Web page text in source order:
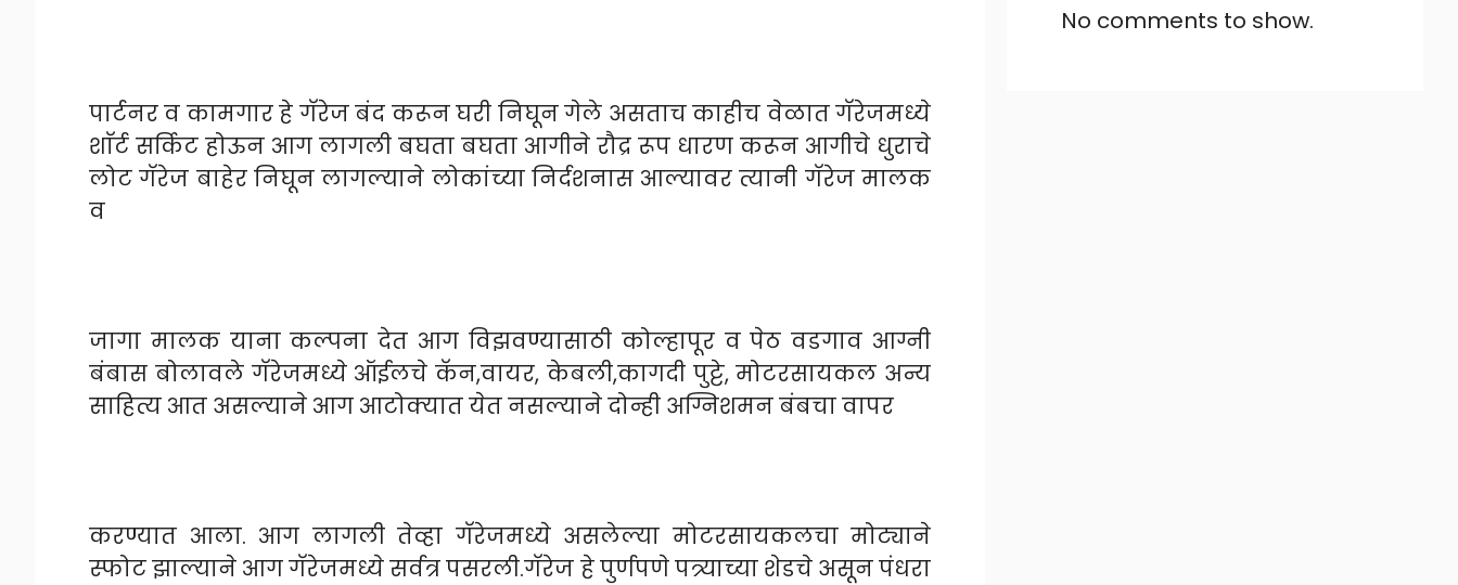
पार्टनर व कामगार हे गॅरेज बंद करून घरी निघून गेले असताच काहीच वेळात गॅरेजमध्ये
शाॅर्ट सर्किट होऊन आग लागली बघता बघता आगीने रौद्र रूप धारण करून आगीचे धुराचे
लोट गॅरेज बाहेर निघून लागल्याने लोकांच्या निर्दशनास आल्यावर त्यानी गॅरेज मालक
व
जागा मालक याना कल्पना देत आग विझवण्यासाठी कोल्हापूर व पेठ वडगाव आग्नी
बंबास बोलावले गॅरेजमध्ये ऑईलचे कॅन,वायर, केबली,कागदी पुट्टे, मोटरसायकल अन्य
साहित्य आत असल्याने आग आटोक्यात येत नसल्याने दोन्ही अग्निशमन बंबचा वापर
करण्यात आला. आग लागली तेव्हा गॅरेजमध्ये असलेल्या मोटरसायकलचा मोट्याने
स्फोट झाल्याने आग गॅरेजमध्ये सर्वत्र पसरली.गॅरेज हे पुर्णपणे पत्र्याच्या शेडचे असून पंधरा
No comments to show.